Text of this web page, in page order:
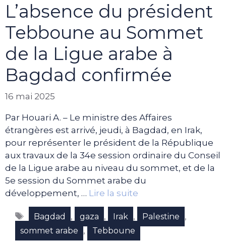
L’absence du président
Tebboune au Sommet
de la Ligue arabe à
Bagdad confirmée
16 mai 2025
Par Houari A. – Le ministre des Affaires
étrangères est arrivé, jeudi, à Bagdad, en Irak,
pour représenter le président de la République
aux travaux de la 34e session ordinaire du Conseil
de la Ligue arabe au niveau du sommet, et de la
5e session du Sommet arabe du
développement, … Lire la suite
Étiquettes
Bagdad , gaza , Irak , Palestine ,
sommet arabe , Tebboune